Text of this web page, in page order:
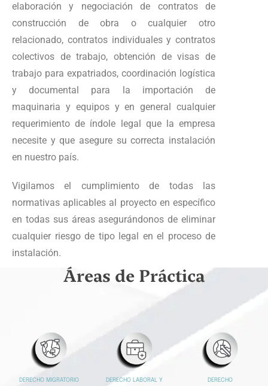
elaboración y negociación de contratos de
construcción de obra o cualquier otro
relacionado, contratos individuales y contratos
colectivos de trabajo, obtención de visas de
trabajo para expatriados, coordinación logística
y documental para la importación de
maquinaria y equipos y en general cualquier
requerimiento de índole legal que la empresa
necesite y que asegure su correcta instalación
en nuestro país.
Vigilamos el cumplimiento de todas las
normativas aplicables al proyecto en específico
en todas sus áreas asegurándonos de eliminar
cualquier riesgo de tipo legal en el proceso de
instalación.
Áreas de Práctica
DERECHO MIGRATORIO
DERECHO LABORAL Y
DERECHO